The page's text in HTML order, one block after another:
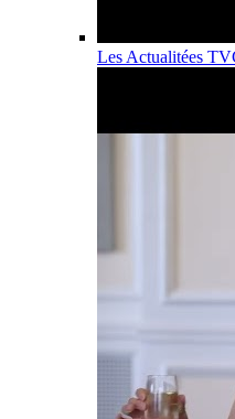
Les Actualitées